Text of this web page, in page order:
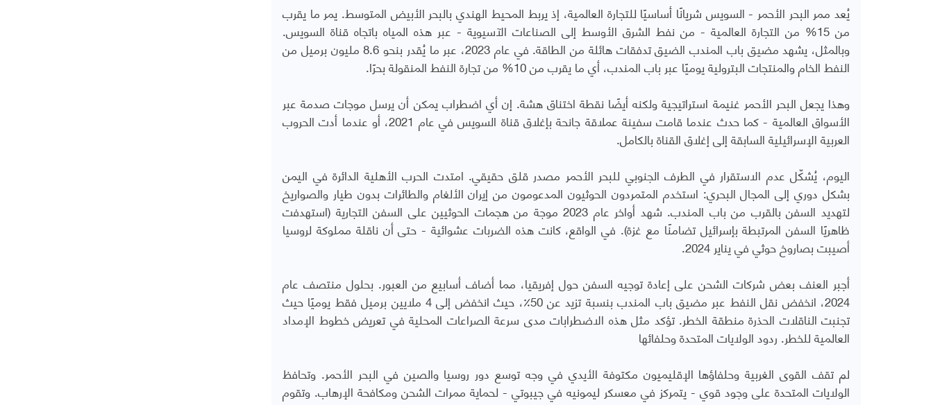
يُعد ممر البحر الأحمر - السويس شريانًا أساسيًا للتجارة العالمية، إذ يربط المحيط الهندي بالبحر الأبيض المتوسط. يمر ما يقرب
من 15% من التجارة العالمية - من نفط الشرق الأوسط إلى الصناعات الآسيوية - عبر هذه المياه باتجاه قناة السويس.
وبالمثل، يشهد مضيق باب المندب الضيق تدفقات هائلة من الطاقة. في عام 2023، عبر ما يُقدر بنحو 8.6 مليون برميل من
النفط الخام والمنتجات البترولية يوميًا عبر باب المندب، أي ما يقرب من 10% من تجارة النفط المنقولة بحرًا.
وهذا يجعل البحر الأحمر غنيمة استراتيجية ولكنه أيضًا نقطة اختناق هشة. إن أي اضطراب يمكن أن يرسل موجات صدمة عبر
الأسواق العالمية - كما حدث عندما قامت سفينة عملاقة جانحة بإغلاق قناة السويس في عام 2021، أو عندما أدت الحروب
العربية الإسرائيلية السابقة إلى إغلاق القناة بالكامل.
اليوم، يُشكّل عدم الاستقرار في الطرف الجنوبي للبحر الأحمر مصدر قلق حقيقي. امتدت الحرب الأهلية الدائرة في اليمن
بشكل دوري إلى المجال البحري: استخدم المتمردون الحوثيون المدعومون من إيران الألغام والطائرات بدون طيار والصواريخ
لتهديد السفن بالقرب من باب المندب. شهد أواخر عام 2023 موجة من هجمات الحوثيين على السفن التجارية (استهدفت
ظاهريًا السفن المرتبطة بإسرائيل تضامنًا مع غزة). في الواقع، كانت هذه الضربات عشوائية - حتى أن ناقلة مملوكة لروسيا
أصيبت بصاروخ حوثي في ​​يناير 2024.
أجبر العنف بعض شركات الشحن على إعادة توجيه السفن حول إفريقيا، مما أضاف أسابيع من العبور. بحلول منتصف عام
2024، انخفض نقل النفط عبر مضيق باب المندب بنسبة تزيد عن 50٪، حيث انخفض إلى 4 ملايين برميل فقط يوميًا حيث
تجنبت الناقلات الحذرة منطقة الخطر. تؤكد مثل هذه الاضطرابات مدى سرعة الصراعات المحلية في تعريض خطوط الإمداد
العالمية للخطر. ردود الولايات المتحدة وحلفائها
لم تقف القوى الغربية وحلفاؤها الإقليميون مكتوفة الأيدي في وجه توسع دور روسيا والصين في البحر الأحمر. وتحافظ
الولايات المتحدة على وجود قوي - يتمركز في معسكر ليمونيه في جيبوتي - لحماية ممرات الشحن ومكافحة الإرهاب. وتقوم